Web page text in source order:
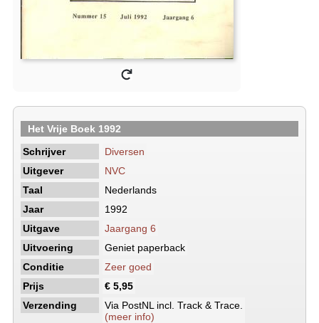
Het Vrije Boek 1992
Schrijver
Diversen
Uitgever
NVC
Taal
Nederlands
Jaar
1992
Uitgave
Jaargang 6
Uitvoering
Geniet paperback
Conditie
Zeer goed
Prijs
€ 5,95
Verzending
Via PostNL incl. Track & Trace.
(meer info)